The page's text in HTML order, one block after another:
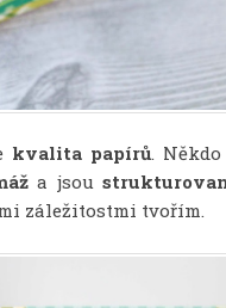
kvalita papírů.
a jsou
záležitostmi tvořím.